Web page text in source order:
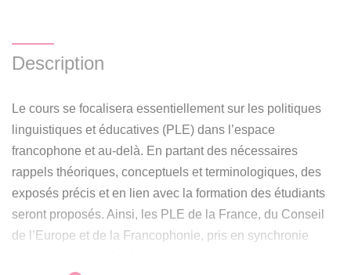
Description
Le cours se focalisera essentiellement sur les politiques
linguistiques et éducatives (PLE) dans l’espace
francophone et au-delà. En partant des nécessaires
rappels théoriques, conceptuels et terminologiques, des
exposés précis et en lien avec la formation des étudiants
seront proposés. Ainsi, les PLE de la France, du Conseil
de l’Europe et de la Francophonie, pris en synchronie